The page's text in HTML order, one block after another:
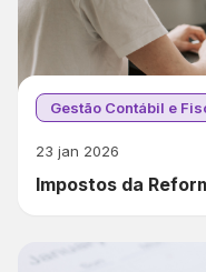
Gestão Contábil e
23 jan 2026
Impostos da